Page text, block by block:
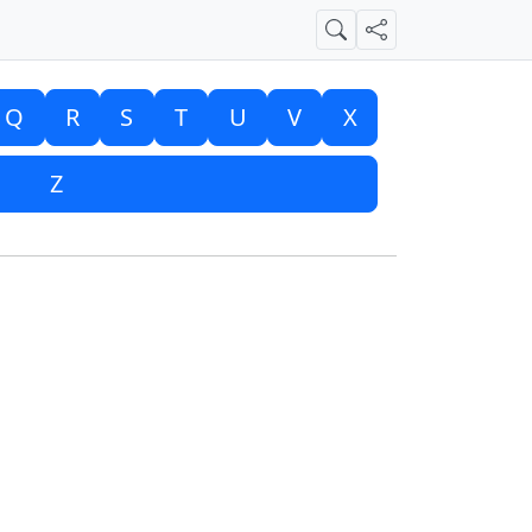
SucheTeilen
Q R S T U V X
Z